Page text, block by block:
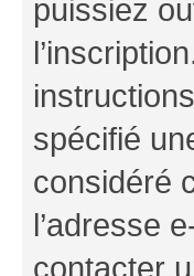
puissiez
spécifié
considéré
l’adresse
contacter